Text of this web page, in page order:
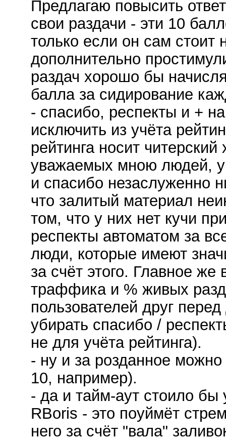
Предлагаю повысить
свои раздачи - эти 10
только если он сам стоит
дополнительно
раздач хорошо бы
балла за сидирование
- спасибо, респекты и +
исключить из учёта
рейтинга носит
уважаемых мною людей, у
и спасибо незаслуженно
что залитый материал
том, что у них нет кучи
респекты автоматом за
люди, которые имеют
за счёт этого. Главное
траффика и % живых
пользователей друг
убирать спасибо /
не для учёта рейтинга).
- ну и за розданное
10, например).
- да и тайм-аут стоило бы
RBoris - это поуймёт
него за счёт "вала"